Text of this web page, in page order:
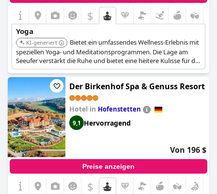
$
Yoga
KI-generiert
Bietet ein umfassendes Wellness-Erlebnis mit
speziellen Yoga- und Meditationsprogrammen. Die Lage am
Seeufer verstärkt die Ruhe und bietet eine heitere Kulisse für die
Yoga-Praxis. Gäste können spezielle Retreats und personalisierte
Wellness-Pläne genießen.
Der Birkenhof Spa & Genuss Resort
Hotel in Hofenstetten
9,1 Hervorragend
Von 196 $
Preise anzeigen
$